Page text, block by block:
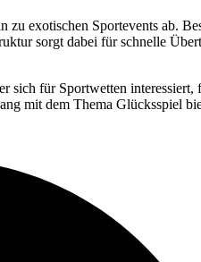
exotischen Sportevents ab.
sorgt dabei für schnelle
sich für Sportwetten
mit dem Thema Glücksspiel